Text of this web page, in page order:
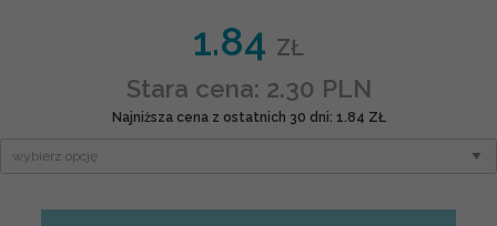
1.84 ZŁ
Stara cena: 2.30 PLN
Najniższa cena z ostatnich 30 dni: 1.84 ZŁ